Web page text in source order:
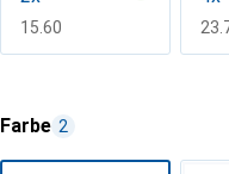
CHF
15.60 CHF
Farbe 2